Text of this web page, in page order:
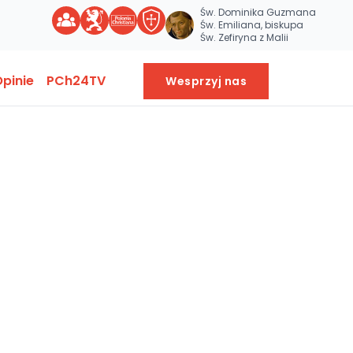
Św. Dominika Guzmana
Św. Emiliana, biskupa
Św. Zefiryna z Malii
PCh24TV Wesprzyj nas